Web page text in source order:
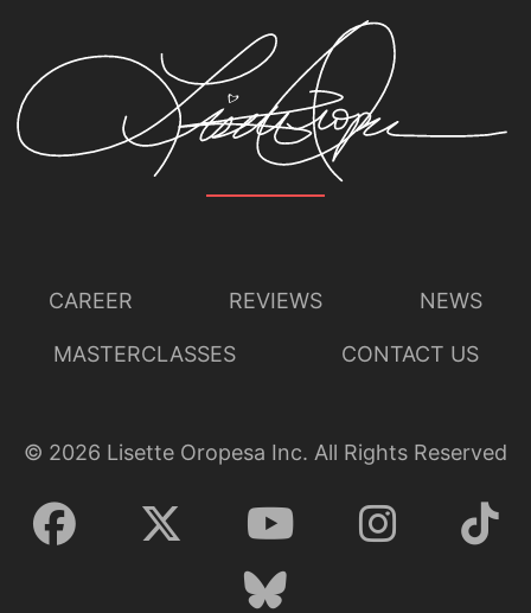
CAREER REVIEWS NEWS
MASTERCLASSES CONTACT US
© 2026 Lisette Oropesa Inc. All Rights Reserved